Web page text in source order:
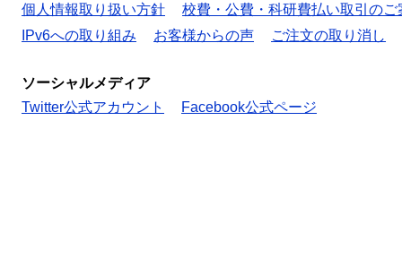
個人情報取り扱い方針
校費・公費・科研費払い取引のご
IPv6への取り組み
お客様からの声 ご注文の取り消し
ソーシャルメディア
Twitter公式アカウント
Facebook公式ページ